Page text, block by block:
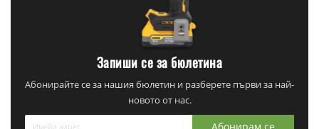
Запиши се за бюлетина
Абонирайте се за нашия бюлетин и разберете първи за най-
новото от нас.